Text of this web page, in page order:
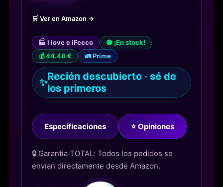
🛒 Ver en Amazon →
🏭 I love e iFecco
🟢 ¡En stock!
💰 44.48 €
🚛 Prime
✨Recién descubierto · sé de
los primeros
Especificaciones ⭐ Opiniones
🔒 Garantia TOTAL: Todos los pedidos se
envían directamente desde Amazon.